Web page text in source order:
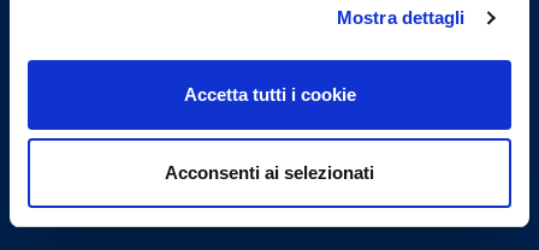
Mostra dettagli
Accetta tutti i cookie
Acconsenti ai selezionati
(+39) 0332.232401
(+39) 0332.235659